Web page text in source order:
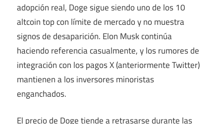
adopción real, Doge sigue siendo uno de los 10
altcoin top con límite de mercado y no muestra
signos de desaparición. Elon Musk continúa
haciendo referencia casualmente, y los rumores de
integración con los pagos X (anteriormente Twitter)
mantienen a los inversores minoristas
enganchados.
El precio de Doge tiende a retrasarse durante las